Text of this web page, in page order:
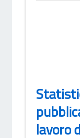
lavoro